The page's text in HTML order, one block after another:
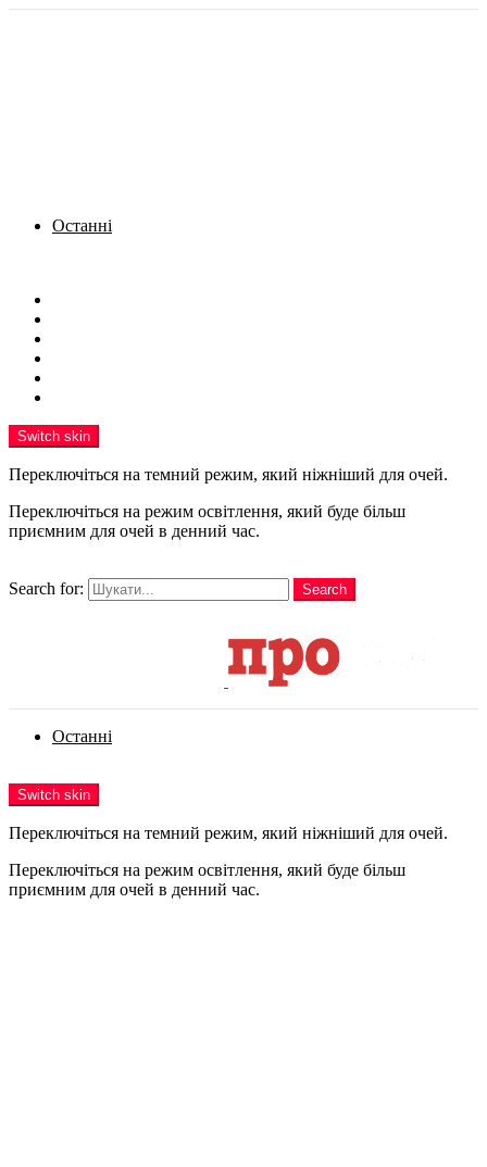
Останні
Switch skin
Переключіться на темний режим, який ніжніший для очей.
Переключіться на режим освітлення, який буде більш
приємним для очей в денний час.
Search for:
Search
Останні
Switch skin
Переключіться на темний режим, який ніжніший для очей.
Переключіться на режим освітлення, який буде більш
приємним для очей в денний час.